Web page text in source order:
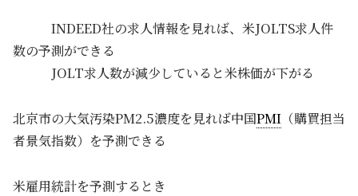
INDEED社の求人情報を見れば、米JOLTS求人件
数の予測ができる
JOLT求人数が減少していると米株価が下がる
北京市の大気汚染PM2.5濃度を見れば中国PMI （購買担当
者景気指数）を予測できる
米雇用統計を予測するとき